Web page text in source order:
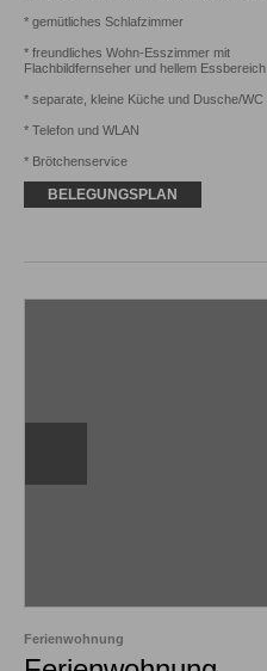
* gemütliches Schlafzimmer
* freundliches Wohn-Esszimmer mit
Flachbildfernseher und hellem Essbereich
* separate, kleine Küche und Dusche/WC
* Telefon und WLAN
* Brötchenservice
BELEGUNGSPLAN
Ferienwohnung